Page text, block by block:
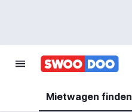
Mietwagen finden